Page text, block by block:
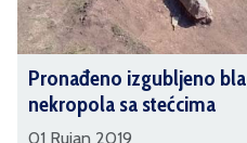
Pronađeno izgubljeno
nekropola sa stećcima
01 Rujan 2019